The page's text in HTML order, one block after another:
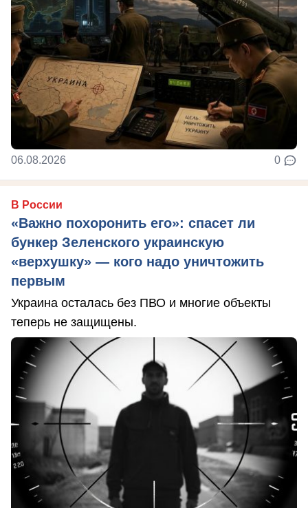
06.08.2026 0
В России
«Важно похоронить его»: спасет ли
бункер Зеленского украинскую
«верхушку» — кого надо уничтожить
первым
Украина осталась без ПВО и многие объекты
теперь не защищены.